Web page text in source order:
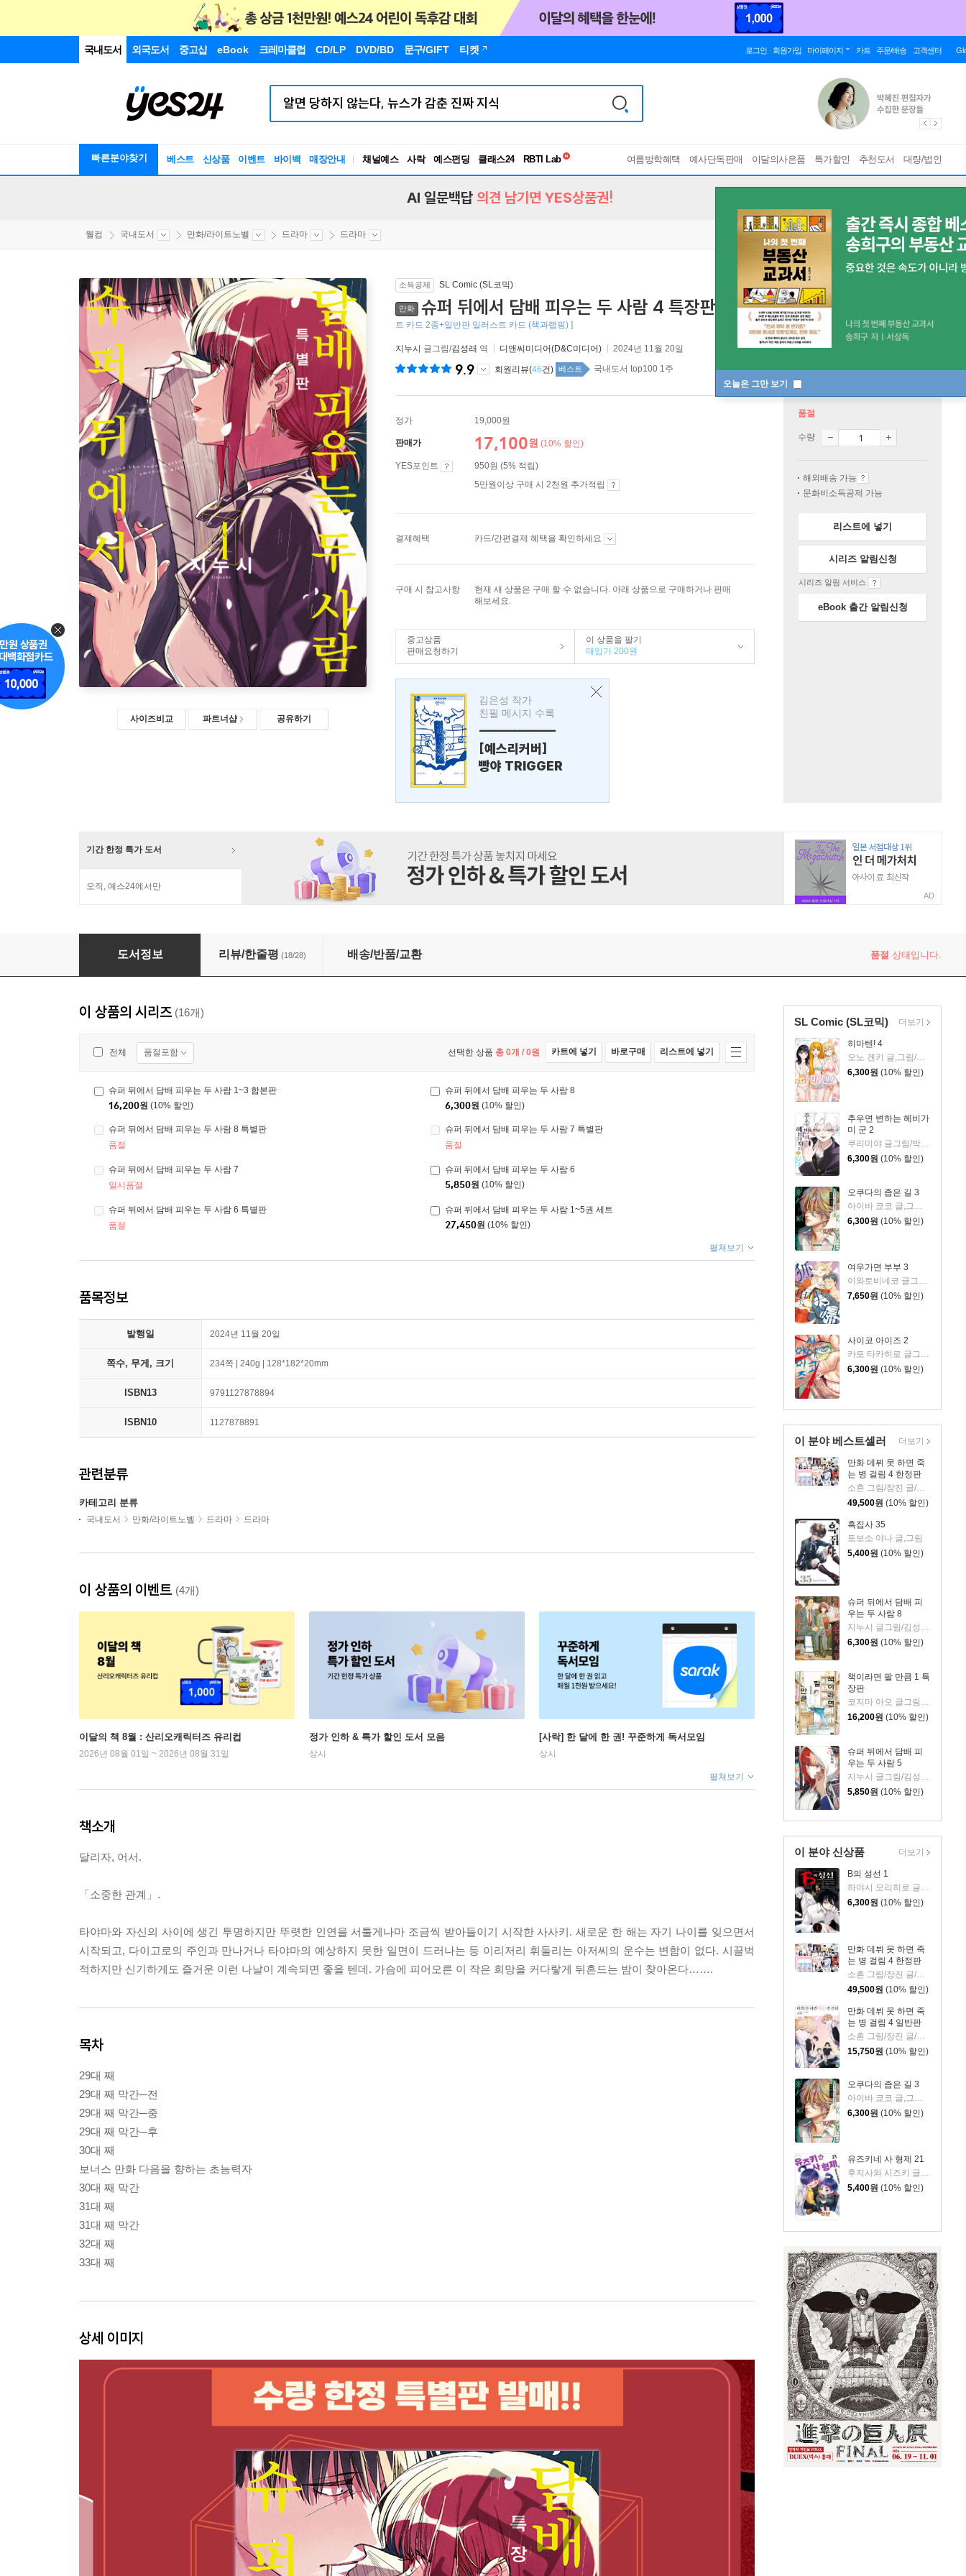
국내도서 외국도서 중고샵 eBook 크레마클럽 CD/LP DVD/BD 문구/GIFT 티켓 로그인 회원가입 마이페이지 카트 주문/배송 고객센터
빠른분야찾기 베스트 신상품 이벤트 바이백 매장안내 채널예스 사락 예스펀딩 클래스24
독서유형검사
여름방학혜택 예사단독판매 이달의사은품 특가할인 추천도서 대량/법인
오늘은 그만 보기
AI 일문백답 의견 남기면 YES상품권!
웰컴 국내도서 만화/라이트노벨 드라마 드라마
사이즈비교 파트너샵 공유하기
소득공제 SL Comic (SL코믹)
만화 슈퍼 뒤에서 담배 피우는 두 사람 4 특장판
[ 초판한정부록 : 아크릴 코롯토+8p 소책자+특별판 일러스
트 카드 2종+일반판 일러스트 카드 (책과랩핑) ]
지누시 글그림/김성래 역 디앤씨미디어(D&C미디어) 2024년 11월 20일
9.9 회원리뷰(46건) 베스트 국내도서 top100 1주
정가 19,000원
판매가 17,100원 (10% 할인)
YES포인트
950원 (5% 적립)
5만원이상 구매 시 2천원 추가적립
결제혜택 카드/간편결제 혜택을 확인하세요
구매 시 참고사항
현재 새 상품은 구매 할 수 없습니다. 아래 상품으로 구매하거나 판매
해보세요.
중고상품
판매요청하기
이 상품을 팔기
매입가 200원
김은성 작가
친필 메시지 수록
---------------
[예스리커버]
빵야 TRIGGER
품절
수량
해외배송 가능
문화비소득공제 가능
리스트에 넣기
시리즈 알림신청
시리즈 알림 서비스
eBook 출간 알림신청
기간 한정 특가 도서
오직, 예스24에서만
AD
슈퍼 뒤에서 담배 피우는 두 사람 4 특장판
도서정보 리뷰/한줄평 (18/28) 배송/반품/교환 품절 상태입니다.
SL Comic (SL코믹)
히마텐! 4
오노 겐키 글,그림/이승원 역
6,300원 (10% 할인)
추우면 변하는 헤비가
미 군 2
쿠리미야 글그림/박은빈 역
6,300원 (10% 할인)
오쿠다의 좁은 길 3
아이바 쿄코 글,그림/이소정 역
6,300원 (10% 할인)
여우가면 부부 3
7,650원 (10% 할인)
사이코 아이즈 2
카토 타카히로 글그림/이소정 역
6,300원 (10% 할인)
더보기
이 분야 베스트셀러
만화 데뷔 못 하면 죽
는 병 걸림 4 한정판
소흔 그림/장진 글/백덕수 원저
49,500원 (10% 할인)
흑집사 35
토보소 야나 글,그림
5,400원 (10% 할인)
슈퍼 뒤에서 담배 피
우는 두 사람 8
지누시 글그림/김성래 역
6,300원 (10% 할인)
책이라면 팔 만큼 1 특
장판
코지마 아오 글그림/장혜영 역
16,200원 (10% 할인)
슈퍼 뒤에서 담배 피
우는 두 사람 5
지누시 글그림/김성래 역
5,850원 (10% 할인)
더보기
이 분야 신상품
B의 성선 1
하야시 모리히로 글그림
6,300원 (10% 할인)
만화 데뷔 못 하면 죽
는 병 걸림 4 한정판
49,500원 (10% 할인)
만화 데뷔 못 하면 죽
는 병 걸림 4 일반판
15,750원 (10% 할인)
오쿠다의 좁은 길 3
아이바 쿄코 글,그림/이소정 역
6,300원 (10% 할인)
유즈키네 사 형제 21
후지사와 시즈키 글,그림
5,400원 (10% 할인)
더보기
이 상품의 시리즈 (16개)
전체 품절포함 선택한 상품 총 0개 / 0원 카트에 넣기 바로구매 리스트에 넣기
슈퍼 뒤에서 담배 피우는 두 사람 1~3 합본판
16,200원 (10% 할인)
슈퍼 뒤에서 담배 피우는 두 사람 8
6,300원 (10% 할인)
슈퍼 뒤에서 담배 피우는 두 사람 8 특별판
품절
슈퍼 뒤에서 담배 피우는 두 사람 7 특별판
품절
슈퍼 뒤에서 담배 피우는 두 사람 7
일시품절
슈퍼 뒤에서 담배 피우는 두 사람 6
5,850원 (10% 할인)
슈퍼 뒤에서 담배 피우는 두 사람 6 특별판
품절
슈퍼 뒤에서 담배 피우는 두 사람 1~5권 세트
27,450원 (10% 할인)
펼쳐보기
품목정보
발행일 2024년 11월 20일
쪽수, 무게, 크기 234쪽 | 240g | 128*182*20mm
ISBN13 9791127878894
ISBN10 1127878891
관련분류
카테고리 분류
국내도서 만화/라이트노벨 드라마 드라마
이 상품의 이벤트 (4개)
이달의 책 8월 : 산리오캐릭터즈 유리컵
2026년 08월 01일 ~ 2026년 08월 31일
정가 인하 & 특가 할인 도서 모음
상시
[사락] 한 달에 한 권! 꾸준하게 독서모임
상시
펼쳐보기
책소개
달리자, 어서.
「소중한 관계」.
타야마와 자신의 사이에 생긴 투명하지만 뚜렷한 인연을 서툴게나마 조금씩 받아들이기 시작한 사사키. 새로운 한 해는 자기 나이를 잊으면서
시작되고, 다이고로의 주인과 만나거나 타야마의 예상하지 못한 일면이 드러나는 등 이리저리 휘둘리는 아저씨의 운수는 변함이 없다. 시끌벅
적하지만 신기하게도 즐거운 이런 나날이 계속되면 좋을 텐데. 가슴에 피어오른 이 작은 희망을 커다랗게 뒤흔드는 밤이 찾아온다…….
목차
29대 째
29대 째 막간─전
29대 째 막간─중
29대 째 막간─후
30대 째
보너스 만화 다음을 향하는 초능력자
30대 째 막간
31대 째
31대 째 막간
32대 째
33대 째
상세 이미지